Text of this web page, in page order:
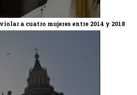
a cuatro mujeres entre 2014 y 2018